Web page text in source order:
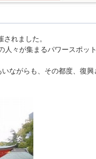
れました。
人々が集まるパワースポッ
ながらも、その都度、復